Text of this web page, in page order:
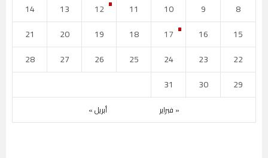
« فبراير أبريل »
8
9
10
11
12
13
14
15
16
17
18
19
20
21
22
23
24
25
26
27
28
29
30
31